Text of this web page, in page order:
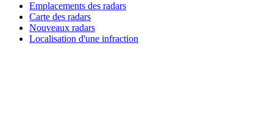
Emplacements des radars
Carte des radars
Nouveaux radars
Localisation d'une infraction